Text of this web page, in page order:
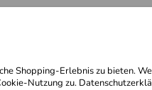
Shopping-Erlebnis zu bieten.
Nutzung zu.
@